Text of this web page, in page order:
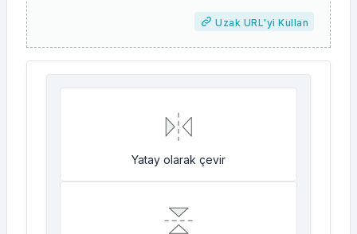
Uzak URL'yi Kullan
Yatay olarak çevir